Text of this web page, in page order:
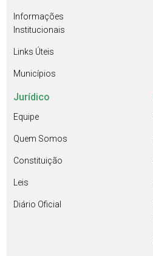
Informações
Institucionais
Links Úteis
Municípios
Jurídico
Equipe
Quem Somos
Constituição
Leis
Diário Oficial